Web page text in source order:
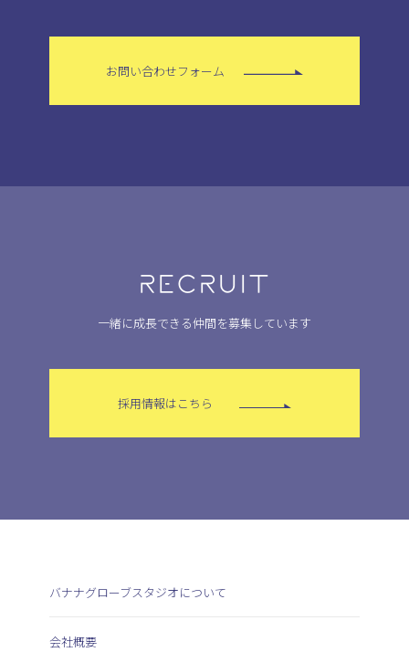
お問い合わせフォーム
RECRUIT
一緒に成長できる仲間を募集しています
採用情報はこちら
バナナグローブスタジオについて
会社概要